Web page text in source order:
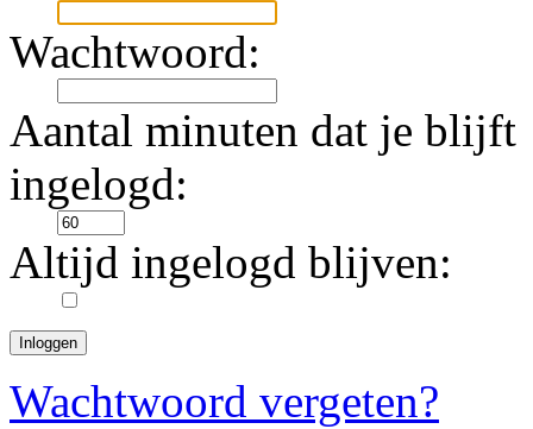
Wachtwoord:
Aantal minuten dat je blijft
ingelogd:
Altijd ingelogd blijven:
Wachtwoord vergeten?